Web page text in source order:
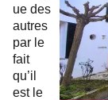
ue des
autres
par le
fait
qu’il
est le